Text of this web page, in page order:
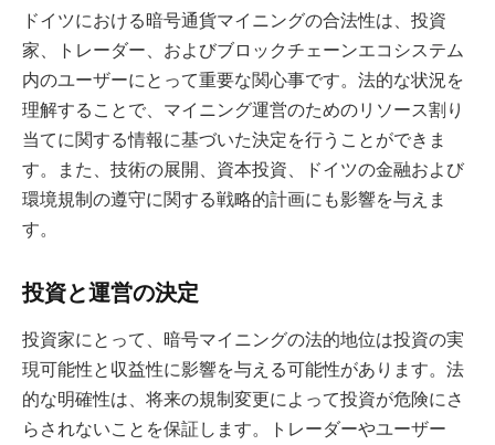
ドイツにおける暗号通貨マイニングの合法性は、投資
家、トレーダー、およびブロックチェーンエコシステム
内のユーザーにとって重要な関心事です。法的な状況を
理解することで、マイニング運営のためのリソース割り
当てに関する情報に基づいた決定を行うことができま
す。また、技術の展開、資本投資、ドイツの金融および
環境規制の遵守に関する戦略的計画にも影響を与えま
す。
投資と運営の決定
投資家にとって、暗号マイニングの法的地位は投資の実
現可能性と収益性に影響を与える可能性があります。法
的な明確性は、将来の規制変更によって投資が危険にさ
らされないことを保証します。トレーダーやユーザー